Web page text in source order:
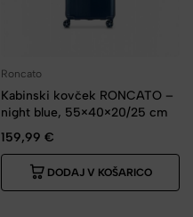
Roncato
Kabinski kovček RONCATO –
night blue, 55×40×20/25 cm
159,99 €
DODAJ V KOŠARICO